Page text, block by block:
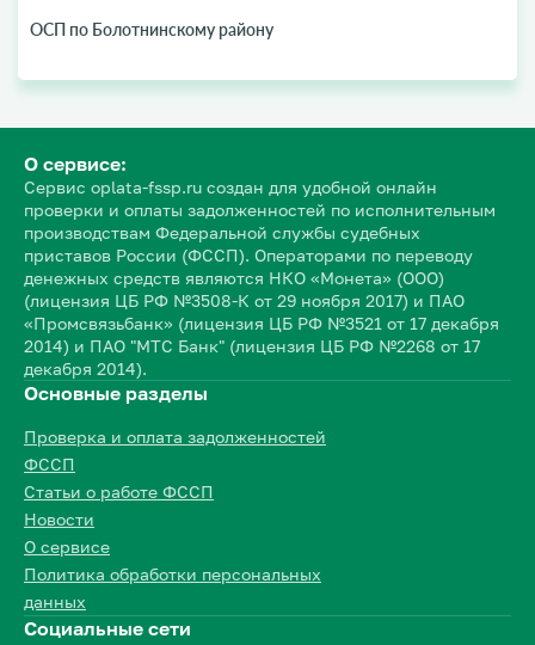
ОСП по Болотнинскому району
О сервисе:
Сервис oplata-fssp.ru создан для удобной онлайн
проверки и оплаты задолженностей по исполнительным
производствам Федеральной службы судебных
приставов России (ФССП). Операторами по переводу
денежных средств являются НКО «Монета» (ООО)
(лицензия ЦБ РФ №3508-К от 29 ноября 2017) и ПАО
«Промсвязьбанк» (лицензия ЦБ РФ №3521 от 17 декабря
2014) и ПАО "МТС Банк" (лицензия ЦБ РФ №2268 от 17
декабря 2014).
Основные разделы
Проверка и оплата задолженностей
ФССП
Статьи о работе ФССП
Новости
О сервисе
Политика обработки персональных
данных
Социальные сети